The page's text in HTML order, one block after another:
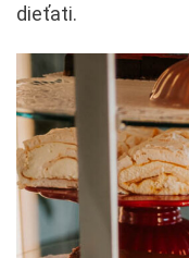
dieťati.